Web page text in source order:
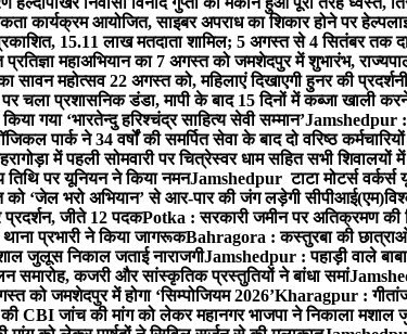
कार्यक्रम आयोजित, साइबर अपराध का शिकार होने पर
15.11 लाख मतदाता शामिल; 5 अगस्त से 4 सितंबर तक
महाअभियान का 7 अगस्त को जमशेदपुर में शुभारंभ,
सावन महोत्सव 22 अगस्त को, महिलाएं दिखाएगी हुनर की प्रदर्शनी
चला प्रशासनिक डंडा, मापी के बाद 15 दिनों में कब्जा खाली
गया ‘भारतेन्दु हरिश्चंद्र साहित्य सेवी सम्मान’Jamshedpur :
पार्क ने 34 वर्षों की समर्पित सेवा के बाद दो वरिष्ठ कर्मचारियों
में पहली सोमवारी पर चित्रेस्वर धाम सहित सभी
पर यूनियन ने किया नमनJamshedpur टाटा मोटर्स
‘जेल भरो अभियान’ से आर-पार की जंग लड़ेगी सीपीआई(एम)
प्रदर्शन, जीते 12 पदकPotka : सरकारी जमीन पर अतिक्रमण
थाना प्रभारी ने किया जागरूकBahragora : कस्तुरबा की
जुलूस निकाल जताई नाराजगीJamshedpur : पहाड़ी वाले
समारोह, कजरी और सांस्कृतिक प्रस्तुतियों ने बांधा समां
को जमशेदपुर में होगा ‘सिम्पोजियम 2026’Kharagpur :
CBI जांच की मांग को लेकर महानगर भाजपा ने निकाला मशाल